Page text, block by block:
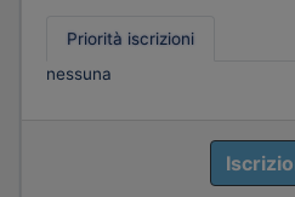
Priorità iscrizioni
nessuna